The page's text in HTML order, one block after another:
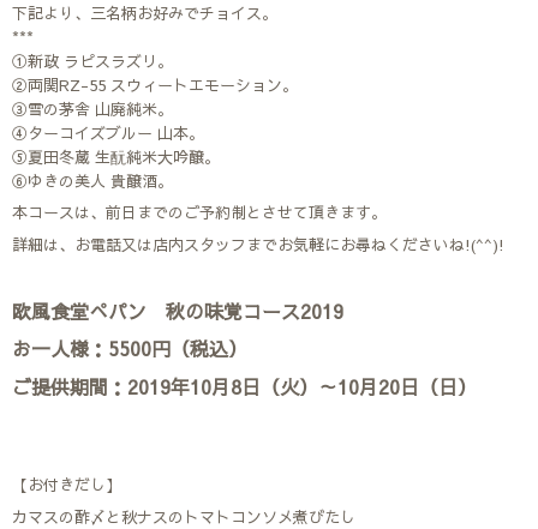
下記より、三名柄お好みでチョイス｡
***
①新政 ラピスラズリ｡
②両関RZ-55 スウィートエモーション｡
③雪の茅舎 山廃純米｡
④ターコイズブルー 山本｡
⑤夏田冬蔵 生酛純米大吟醸｡
⑥ゆきの美人 貴醸酒｡
本コースは、前日までのご予約制とさせて頂きます。
詳細は、お電話又は店内スタッフまでお気軽にお尋ねくださいね!(^^)!
欧風食堂ぺパン 秋の味覚コース2019
お一人様：5500円（税込）
ご提供期間：2019年10月8日（火）～10月20日（日）
【お付きだし】
カマスの酢〆と秋ナスのトマトコンソメ煮びたし